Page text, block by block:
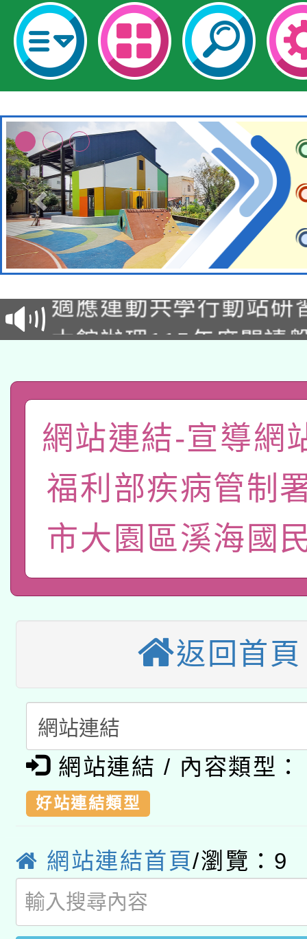
本校115學年度第2次
招甄選結果公告(無人
招)
適應運動共學行動站研
本館辦理115年度閱讀
礎課程
A3數位素養講師名單
「數位內容與教學軟體
pilot」
有關大陸委員會函釋公
薪期間赴陸應申請許可
轉知經濟部水利署委託
業技術研究院辦理「
用水績優單位及節水達
動」
115年8月22日(星期六
桃園市孔廟祈福系列
開 智慧啟航」
2026年桃園地景藝術
招甄選結果公告(無人
招)
適應運動共學行動站研
暨閱讀推動專業研習
科技賦能─人工智慧
礎課程
A3數位素養講師名單
「數位內容與教學軟
pilot」
有關大陸委員會函釋公
薪期間赴陸應申請許可
轉知經濟部水利署委託
業技術研究院辦理「
用水績優單位及節水達
115年8月22日(星期六
桃園市孔廟祈福系列
2026年桃園地景藝術
網站連結-宣導網
福利部疾病管制
市大園區溪海國
返回首頁
網站連結 / 內容類型：
好站連結類型
網站連結首頁/瀏覽： 9